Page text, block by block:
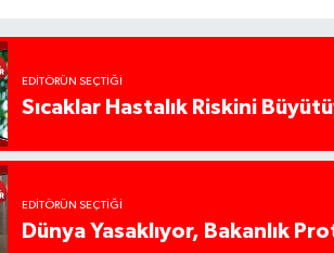
EDITÖRÜN SEÇTIĞI
Sıcaklar Hastalık Riskini
EDITÖRÜN SEÇTIĞI
Dünya Yasaklıyor, Bakanlık